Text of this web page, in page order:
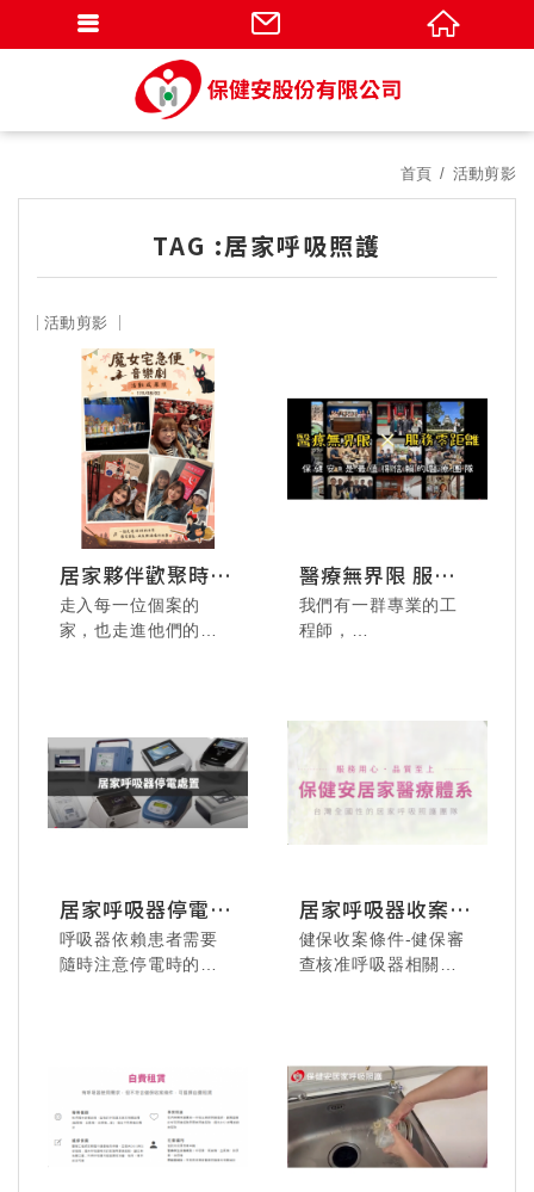
首頁 活動剪影
TAG :居家呼吸照護
活動剪影
居家夥伴歡聚時刻
全紀錄
走入每一位個案的
家，也走進他們的生
難得的歡聚時刻，是
屬於我們的喘息與連
結。
這些笑容、舉杯與交
暖與支持的體現。
邀請您一起回顧這段
溫馨的相聚時光，感
醫療無界限 服務
零距離
我們有一群專業的工
程師，
居家呼吸器停電時
的處置
呼吸器依賴患者需要
隨時注意停電時的應
居家呼吸器收案流
程說明
健保收案條件-健保審
查核准呼吸器相關設